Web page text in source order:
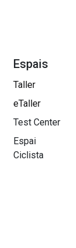
Espais
Taller
eTaller
Test Center
Espai
Ciclista